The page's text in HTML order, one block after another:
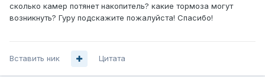
сколько камер потянет накопитель? какие тормоза могут
возникнуть? Гуру подскажите пожалуйста! Спасибо!
Вставить ник Цитата